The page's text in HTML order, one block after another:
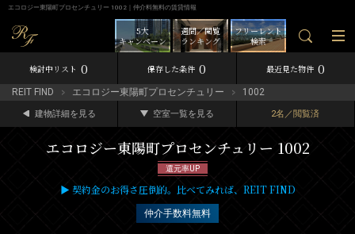
エコロジー東陽町プロセンチュリー 1002｜仲介料無料の賃貸情報
フリーレント
検索
週間／閲覧
ランキング
5大
キャンペーン
検討中リスト 0 保存した条件 0 最近見た物件 0
REIT FIND エコロジー東陽町プロセンチュリー 1002
建物詳細を見る 空室一覧を見る 2名／閲覧済
エコロジー東陽町プロセンチュリー 1002
還元率UP
▶ 契約金のお得さ圧倒的。比べてみれば、REIT FIND
仲介手数料無料